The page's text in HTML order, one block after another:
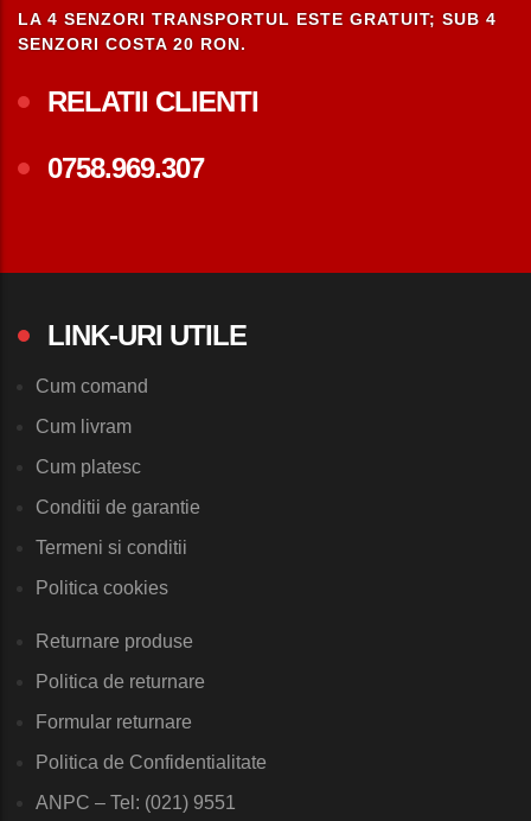
LA 4 SENZORI TRANSPORTUL ESTE GRATUIT; SUB 4
SENZORI COSTA 20 RON.
RELATII CLIENTI
0758.969.307
LINK-URI UTILE
Cum comand
Cum livram
Cum platesc
Conditii de garantie
Termeni si conditii
Politica cookies
Returnare produse
Politica de returnare
Formular returnare
Politica de Confidentialitate
ANPC – Tel: (021) 9551